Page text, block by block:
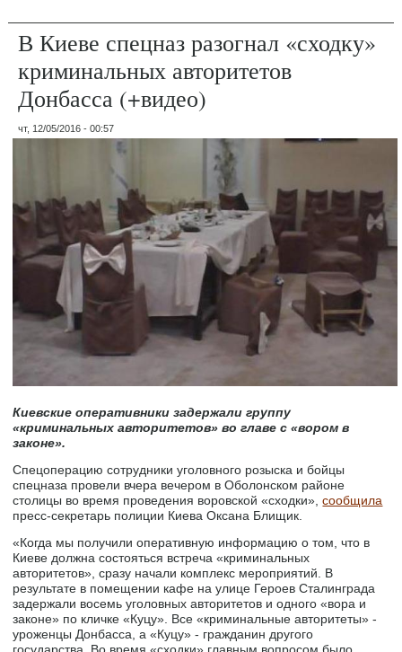
В Киеве спецназ разогнал «сходку»
криминальных авторитетов
Донбасса (+видео)
чт, 12/05/2016 - 00:57
Киевские оперативники задержали группу
«криминальных авторитетов» во главе с «вором в
законе».
Спецоперацию сотрудники уголовного розыска и бойцы
спецназа провели вчера вечером в Оболонском районе
столицы во время проведения воровской «сходки»,сообщила
пресс-секретарь полиции Киева Оксана Блищик.
«Когда мы получили оперативную информацию о том, что в
Киеве должна состояться встреча «криминальных
авторитетов», сразу начали комплекс мероприятий. В
результате в помещении кафе на улице Героев Сталинграда
задержали восемь уголовных авторитетов и одного «вора и
законе» по кличке «Куцу». Все «криминальные авторитеты» -
уроженцы Донбасса, а «Куцу» - гражданин другого